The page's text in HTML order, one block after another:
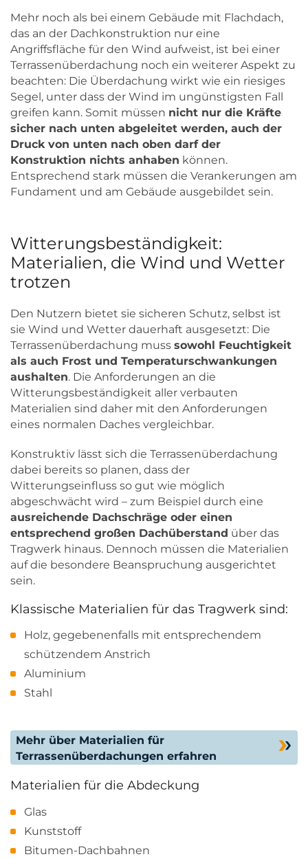
Mehr noch als bei einem Gebäude mit Flachdach,
das an der Dachkonstruktion nur eine
Angriffsfläche für den Wind aufweist, ist bei einer
Terrassenüberdachung noch ein weiterer Aspekt zu
beachten: Die Überdachung wirkt wie ein riesiges
Segel, unter dass der Wind im ungünstigsten Fall
greifen kann. Somit müssen nicht nur die Kräfte
sicher nach unten abgeleitet werden, auch der
Druck von unten nach oben darf der
Konstruktion nichts anhaben können.
Entsprechend stark müssen die Verankerungen am
Fundament und am Gebäude ausgebildet sein.
Witterungsbeständigkeit:
Materialien, die Wind und Wetter
trotzen
Den Nutzern bietet sie sicheren Schutz, selbst ist
sie Wind und Wetter dauerhaft ausgesetzt: Die
Terrassenüberdachung muss sowohl Feuchtigkeit
als auch Frost und Temperaturschwankungen
aushalten. Die Anforderungen an die
Witterungsbeständigkeit aller verbauten
Materialien sind daher mit den Anforderungen
eines normalen Daches vergleichbar.
Konstruktiv lässt sich die Terrassenüberdachung
dabei bereits so planen, dass der
Witterungseinfluss so gut wie möglich
abgeschwächt wird – zum Beispiel durch eine
ausreichende Dachschräge oder einen
entsprechend großen Dachüberstand über das
Tragwerk hinaus. Dennoch müssen die Materialien
auf die besondere Beanspruchung ausgerichtet
sein.
Klassische Materialien für das Tragwerk sind:
Holz, gegebenenfalls mit entsprechendem
schützendem Anstrich
Aluminium
Stahl
Mehr über Materialien für
Terrassenüberdachungen erfahren
Materialien für die Abdeckung
Glas
Kunststoff
Bitumen-Dachbahnen